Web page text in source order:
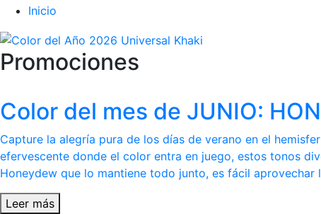
Inicio
Promociones
Color del mes de JUNIO:
Capture la alegría pura de los días de verano en el
efervescente donde el color entra en juego, estos tonos
Honeydew que lo mantiene todo junto, es fácil aprovechar
Leer más